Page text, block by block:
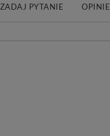
ZADAJ PYTANIE OPINIE